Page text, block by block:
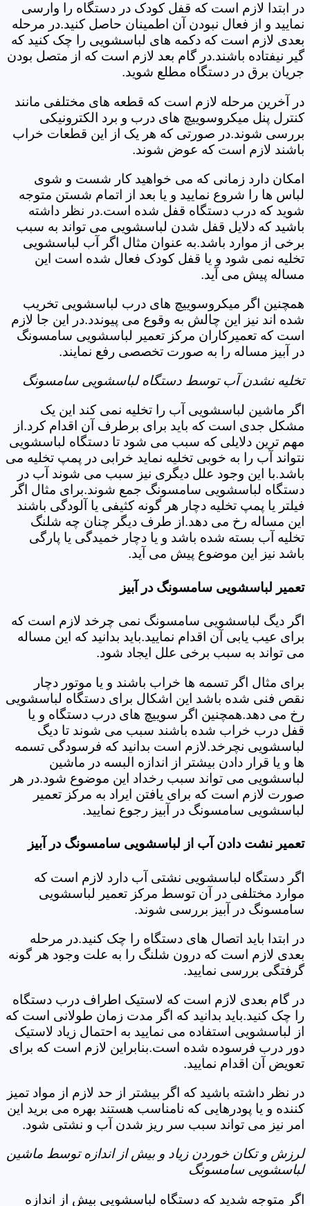
در ابتدا لازم است که قفل کودک در دستگاه را وارسی
نمایید و از فعال نبودن آن اطمینان حاصل کنید.در مرحله
بعدی لازم است که دکمه های لباسشویی را چک کنید که
گیر نیفتاده باشند.در گام بعد لازم است که از متصل بودن
جریان برق در دستگاه مطلع شوید.
در آخرین مرحله لازم است که قطعه های مختلفی مانند
کنترل پنل میکروسوییچ های درب و برد الکترونیکی
بررسی شوند.در صورتی که هر یک از این قطعات خراب
باشند لازم است که عوض شوند.
امکان دارد زمانی که می خواهید کار شست و شوی
لباس ها را شروع نمایید و یا بعد از اتمام شستن متوجه
شوید که درب دستگاه قفل شده است.در نظر داشته
باشید که دلایل قفل شدن لباسشویی می تواند به سبب
برخی از موارد باشد.به عنوان مثال اگر آب لباسشویی
تخلیه نمی شود و یا قفل کودک فعال شده است این
مساله پیش می آید.
همچنین اگر میکروسوییچ های درب لباسشویی تخریب
شده اند نیز این چالش به وقوع می پیوندد.در این جا لازم
است که تعمیرکاران مرکز تعمیر لباسشویی سامسونگ
در آبیز مساله را به صورت تخصصی رفع نمایند.
تخلیه نشدن آب توسط دستگاه لباسشویی سامسونگ
اگر ماشین لباسشویی آب را تخلیه نمی کند این یک
مشکل جدی است که باید برای برطرف آن اقدام کرد.از
مهم ترین دلایلی که سبب می شود تا دستگاه لباسشویی
نتواند آب را به خوبی تخلیه نماید خرابی در پمپ تخلیه می
باشد.با این وجود علل دیگری نیز سبب می شوند آب در
دستگاه لباسشویی سامسونگ جمع شوند.برای مثال اگر
فیلتر یا پمپ تخلیه دچار هر گونه کثیفی یا آلودگی باشند
این مساله رخ می دهد.از طرف دیگر چنان چه شلنگ
تخلیه آب بسته شده باشد و یا دچار خمیدگی یا پارگی
باشد نیز این موضوع پیش می آید.
تعمیر لباسشویی سامسونگ در آبیز
اگر دیگ لباسشویی سامسونگ نمی چرخد لازم است که
برای عیب یابی آن اقدام نمایید.باید بدانید که این مساله
می تواند به سبب برخی علل ایجاد شود.
برای مثال اگر تسمه ها خراب باشند و یا موتور دچار
نقص فنی شده باشد این اشکال برای دستگاه لباسشویی
رخ می دهد.همچنین اگر سوییچ های درب دستگاه و یا
قفل درب خراب شده باشند سبب می شوند تا دیگ
لباسشویی نچرخد.لازم است بدانید که فرسودگی تسمه
ها و یا قرار دادن بیشتر از اندازه البسه در ماشین
لباسشویی می تواند سبب رخداد این موضوع شود.در هر
صورت لازم است که برای یافتن ایراد به مرکز تعمیر
لباسشویی سامسونگ در آبیز رجوع نمایید.
تعمیر نشت دادن آب از لباسشویی سامسونگ در آبیز
اگر دستگاه لباسشویی نشتی آب دارد لازم است که
موارد مختلفی در آن توسط مرکز تعمیر لباسشویی
سامسونگ در آبیز بررسی شوند.
در ابتدا باید اتصال های دستگاه را چک کنید.در مرحله
بعدی لازم است که درون شلنگ را به علت وجود هر گونه
گرفتگی بررسی نمایید.
در گام بعدی لازم است که لاستیک اطراف درب دستگاه
را چک کنید.باید بدانید که اگر مدت زمان طولانی است که
از لباسشویی استفاده می نمایید به احتمال زیاد لاستیک
دور درب فرسوده شده است.بنابراین لازم است که برای
تعویض آن اقدام نمایید.
در نظر داشته باشید که اگر بیشتر از حد لازم از مواد تمیز
کننده و یا پودرهایی که نامناسب هستند بهره می برید این
امر نیز می تواند سبب سر ریز شدن آب و نشتی شود.
لرزش و تکان خوردن زیاد و بیش از اندازه توسط ماشین
لباسشویی سامسونگ
اگر متوجه شدید که دستگاه لباسشویی بیش از اندازه